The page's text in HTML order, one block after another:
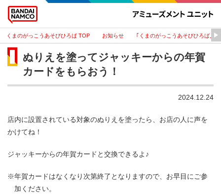
くまのがっこうあそびひろば お知らせ ｢くまのがっこうあそびひろば｣と
ぬりえを塗ってジャッキーからの年賀
カードをもらおう！
2024.12.24
店内に設置されている対象のぬりえを塗ったら、お店の人に声を
かけてね！
ジャッキーからの年賀カードと交換できるよ♪
※年賀カードはなくなり次第終了となりますので、お早目にご参
加ください。